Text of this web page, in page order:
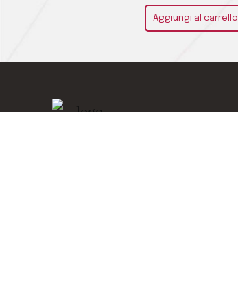
Aggiungi al carrello